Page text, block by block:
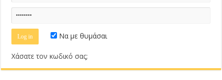
Να με θυμάσαι
Χάσατε τον κωδικό σας;